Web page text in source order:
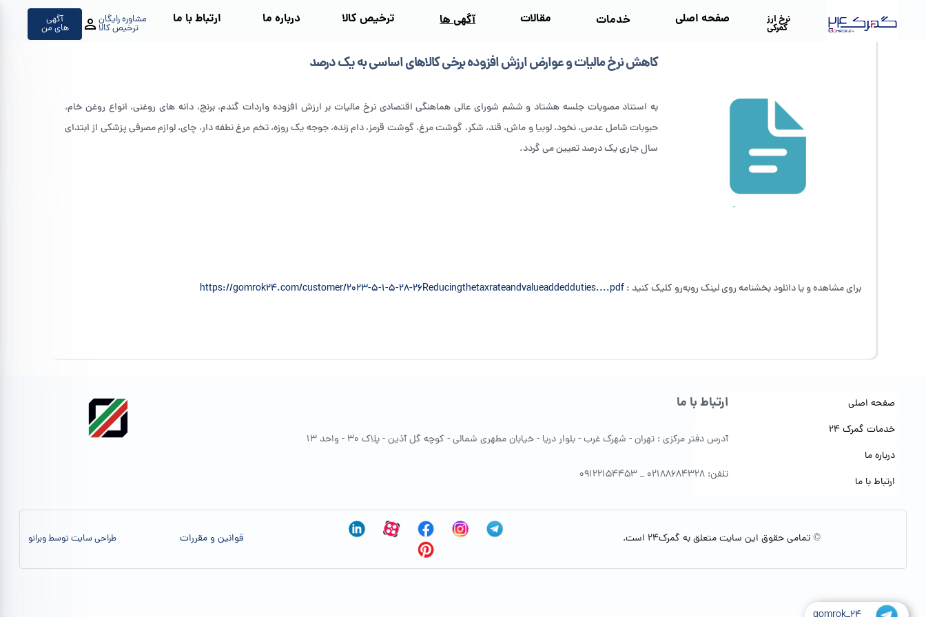
نرخ ارز
گمرکی
صفحه اصلی خدمات مقالات آگهی‌ ها ترخیص کالا درباره ما ارتباط با ما مشاوره رایگان
ترخیص کالا
آگهی
های من
کاهش نرخ مالیات و عوارض ارزش افزوده برخی کالاهای اساسی به یک درصد
به استناد مصوبات جلسه هشتاد و ششم شورای عالی هماهنگی اقتصادی نرخ مالیات بر ارزش افزوده واردات گندم، برنج، دانه های روغنی، انواع روغن خام،
حبوبات شامل عدس، نخود، لوبیا و ماش، قند، شکر، گوشت مرغ، گوشت قرمز، دام زنده، جوجه یک روزه، تخم مرغ نطفه دار، چای، لوازم مصرفی پزشکی از ابتدای
سال جاری یک درصد تعیین می گردد.
برای مشاهده و یا دانلود بخشنامه روی لینک روبه‌رو کلیک کنید :https://gomrok24.com/customer/2023-5-1-5-28-26Reducingthetaxrateandvalueaddedduties....pdf
صفحه اصلی
خدمات گمرک 24
درباره ما
ارتباط با ما
ارتباط با ما
آدرس دفتر مرکزی : تهران - شهرک غرب - بلوار دریا - خیابان مطهری شمالی - کوچه گل آذین - پلاک 30 - واحد 13
تلفن: 02188684328 _ 09122154453
© تمامی حقوق این سایت متعلق به گمرک24 است. قوانین و مقررات طراحی سایت توسط وبرانو